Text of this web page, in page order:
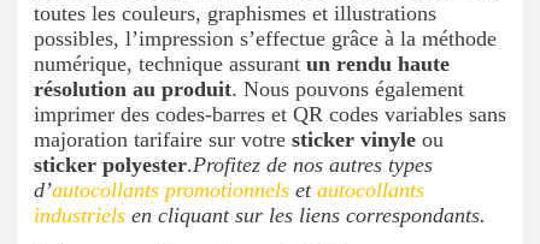
toutes les couleurs, graphismes et illustrations
possibles, l’impression s’effectue grâce à la méthode
numérique, technique assurant un rendu haute
résolution au produit. Nous pouvons également
imprimer des codes-barres et QR codes variables sans
majoration tarifaire sur votre sticker vinyle ou
sticker polyester.Profitez de nos autres types
d’autocollants promotionnels et autocollants
industriels en cliquant sur les liens correspondants.